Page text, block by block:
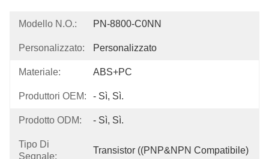
Modello N.O.: PN-8800-C0NN
Personalizzato: Personalizzato
Materiale: ABS+PC
Produttori OEM: - Sì, Sì.
Prodotto ODM: - Sì, Sì.
Tipo Di
Segnale:
Transistor ((PNP&NPN Compatibile)